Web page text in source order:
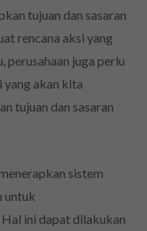
tujuan dan sasaran
rencana aksi yang
perusahaan juga perlu
akan kita
tujuan dan sasaran
sistem
untuk
ini dapat dilakukan